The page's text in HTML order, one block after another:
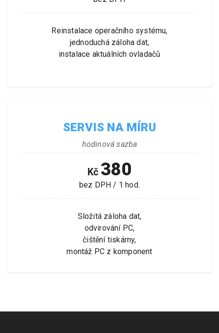
Reinstalace operačního systému,
jednoduchá záloha dat,
instalace aktuálních ovladačů
SERVIS NA MÍRU
hodinová sazba
Kč 380
bez DPH / 1 hod.
Složitá záloha dat,
odvirování PC,
čištění tiskárny,
montáž PC z komponent